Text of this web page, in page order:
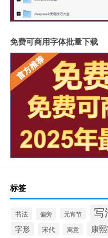
免费可商用字体批量下载
标签
书法 偏旁 元宵节 写
字形 宋代 寓意 康